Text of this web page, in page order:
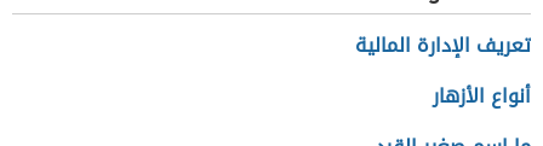
تعريف الإدارة المالية
أنواع الأزهار